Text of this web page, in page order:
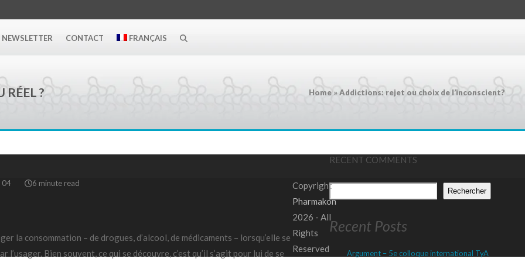
NEWSLETTER CONTACT FRANÇAIS
RÉEL ? Home »Addictions: rejet ou choix de l’inconscient?
04 6 minute read
la consommation – de drogues, d’alcool, de médicaments – lorsqu’elle se
Bien souvent, ce qui se découvre, c’est qu’il s’agit pour lui de se
RECENT COMMENTS
Rechercher
Recent Posts
Argument – 5e colloque international TyA
Copyright
Pharmakon
2026 - All
Rights
Reserved